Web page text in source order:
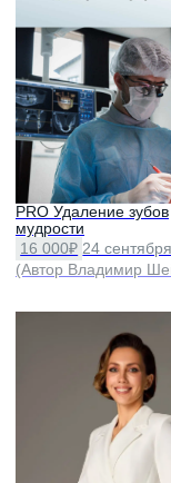
Синус-мастер
50 000₽ 6-8 ноября
(Авторы Юркевич Роман
Игоревич, Галстян Самвел
Галустович)
Адекватная профилактика
1-2 декабря
(Автор Алина Гайворонская)